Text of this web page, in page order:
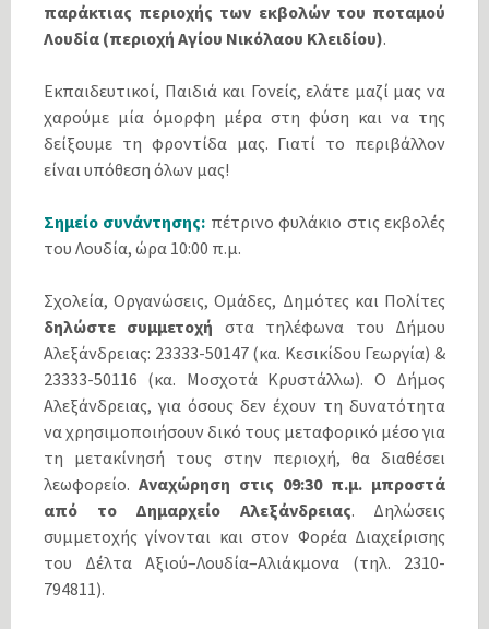
παράκτιας περιοχής των εκβολών του ποταμού
Λουδία (περιοχή Αγίου Νικόλαου Κλειδίου).
Εκπαιδευτικοί, Παιδιά και Γονείς, ελάτε μαζί μας να
χαρούμε μία όμορφη μέρα στη φύση και να της
δείξουμε τη φροντίδα μας. Γιατί το περιβάλλον
είναι υπόθεση όλων μας!
Σημείο συνάντησης: πέτρινο φυλάκιο στις εκβολές
του Λουδία, ώρα 10:00 π.μ.
Σχολεία, Οργανώσεις, Ομάδες, Δημότες και Πολίτες
δηλώστε συμμετοχή στα τηλέφωνα του Δήμου
Αλεξάνδρειας: 23333-50147 (κα. Κεσικίδου Γεωργία) &
23333-50116 (κα. Μοσχοτά Κρυστάλλω). Ο Δήμος
Αλεξάνδρειας, για όσους δεν έχουν τη δυνατότητα
να χρησιμοποιήσουν δικό τους μεταφορικό μέσο για
τη μετακίνησή τους στην περιοχή, θα διαθέσει
λεωφορείο. Αναχώρηση στις 09:30 π.μ. μπροστά
από το Δημαρχείο Αλεξάνδρειας. Δηλώσεις
συμμετοχής γίνονται και στον Φορέα Διαχείρισης
του Δέλτα Αξιού–Λουδία–Αλιάκμονα (τηλ. 2310-
794811).